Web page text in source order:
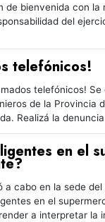
de bienvenida con
del
telefónicos!
telefónicos!
de la Provincia
Realizá la
en el
a cabo en la sede
en el
a interpretar